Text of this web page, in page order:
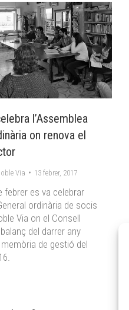
l’Assemblea
on renova el
Via 13 febrer, 2017
febrer es va celebrar
ordinària de socis
Via on el Consell
del darrer any
de gestió del